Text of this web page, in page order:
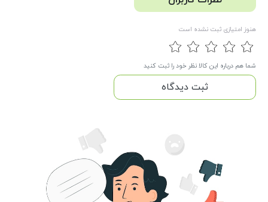
هنوز امتیازی ثبت نشده است
شما هم درباره این کالا نظر خود را ثبت کنید
ثبت دیدگاه